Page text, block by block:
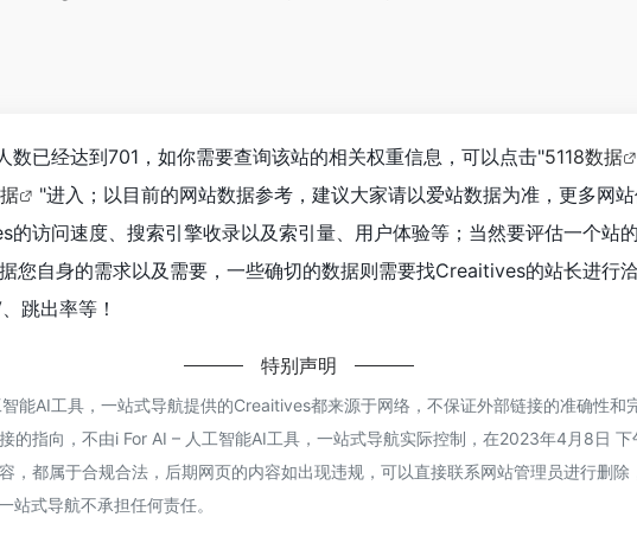
数已经达到701，如你需要查询该站的相关权重信息，可以点击"5118数据
"进入；以目前的网站数据参考，建议大家请以爱站数据为准，更多网
的访问速度、搜索引擎收录以及索引量、用户体验等；当然要评估一个站
您自身的需求以及需要，一些确切的数据则需要找Creaitives的站长进行洽
跳出率等！
特别声明
能AI工具，一站式导航提供的Creaitives都来源于网络，不保证外部链接的准确性和
的指向，不由i For AI – 人工智能AI工具，一站式导航实际控制，在2023年4月8日
，都属于合规合法，后期网页的内容如出现违规，可以直接联系网站管理员进行删除
站式导航不承担任何责任。